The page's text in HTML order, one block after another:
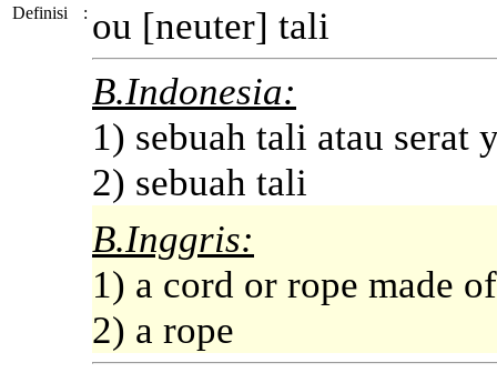
Definisi
: ou [neuter] tali
B.Indonesia:
1) sebuah tali atau serat
2) sebuah tali
B.Inggris:
1) a cord or rope made
2) a rope